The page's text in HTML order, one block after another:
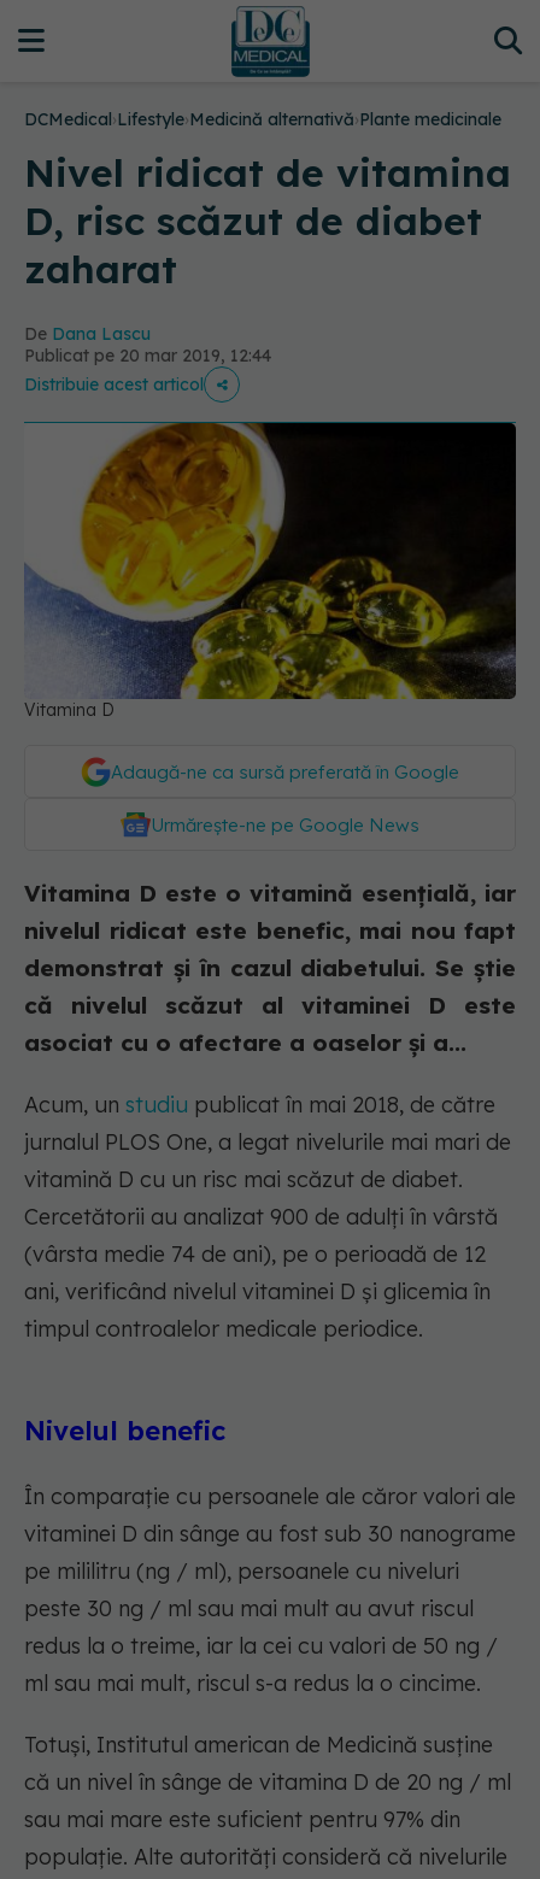
DCMedical›Lifestyle›Medicină alternativă›Plante medicinale
Nivel ridicat de vitamina
D, risc scăzut de diabet
zaharat
De Dana Lascu
Publicat pe 20 mar 2019, 12:44
Distribuie acest articol
Vitamina D
Adaugă-ne ca sursă preferată în Google
Urmărește-ne pe Google News
Vitamina D este o vitamină esențială, iar
nivelul ridicat este benefic, mai nou fapt
demonstrat și în cazul diabetului. Se știe
că nivelul scăzut al vitaminei D este
asociat cu o afectare a oaselor și a...
Acum, un studiu publicat în mai 2018, de către
jurnalul PLOS One, a legat nivelurile mai mari de
vitamină D cu un risc mai scăzut de diabet.
Cercetătorii au analizat 900 de adulți în vârstă
(vârsta medie 74 de ani), pe o perioadă de 12
ani, verificând nivelul vitaminei D și glicemia în
timpul controalelor medicale periodice.
Nivelul benefic
În comparație cu persoanele ale căror valori ale
vitaminei D din sânge au fost sub 30 nanograme
pe mililitru (ng / ml), persoanele cu niveluri
peste 30 ng / ml sau mai mult au avut riscul
redus la o treime, iar la cei cu valori de 50 ng /
ml sau mai mult, riscul s-a redus la o cincime.
Totuși, Institutul american de Medicină susține
că un nivel în sânge de vitamina D de 20 ng / ml
sau mai mare este suficient pentru 97% din
populație. Alte autorități consideră că nivelurile